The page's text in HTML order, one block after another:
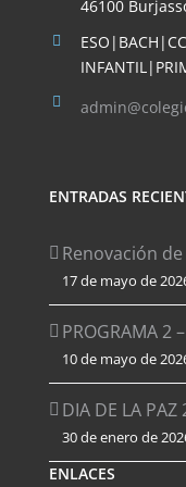
46100
ENTRADAS
Renovación
17 de mayo de
PROGRAMA 2
10 de mayo de
DIA DE LA PAZ
30 de enero de
ENLACES